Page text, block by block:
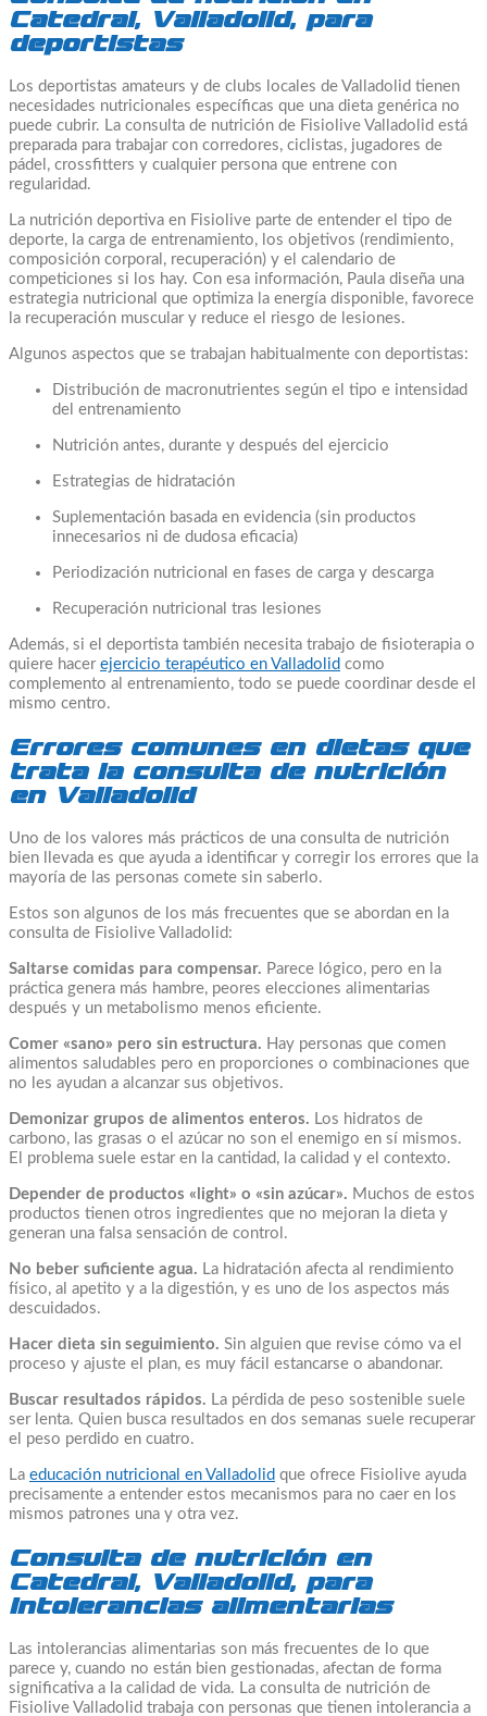
Catedral, Valladolid, para
deportistas
Los deportistas amateurs y de clubs locales de Valladolid tienen
necesidades nutricionales específicas que una dieta genérica no
puede cubrir. La consulta de nutrición de Fisiolive Valladolid está
preparada para trabajar con corredores, ciclistas, jugadores de
pádel, crossfitters y cualquier persona que entrene con
regularidad.
La nutrición deportiva en Fisiolive parte de entender el tipo de
deporte, la carga de entrenamiento, los objetivos (rendimiento,
composición corporal, recuperación) y el calendario de
competiciones si los hay. Con esa información, Paula diseña una
estrategia nutricional que optimiza la energía disponible, favorece
la recuperación muscular y reduce el riesgo de lesiones.
Algunos aspectos que se trabajan habitualmente con deportistas:
Distribución de macronutrientes según el tipo e intensidad
del entrenamiento
Nutrición antes, durante y después del ejercicio
Estrategias de hidratación
Suplementación basada en evidencia (sin productos
innecesarios ni de dudosa eficacia)
Periodización nutricional en fases de carga y descarga
Recuperación nutricional tras lesiones
Además, si el deportista también necesita trabajo de fisioterapia o
quiere hacer ejercicio terapéutico en Valladolid como
complemento al entrenamiento, todo se puede coordinar desde el
mismo centro.
Errores comunes en dietas que
trata la consulta de nutrición
en Valladolid
Uno de los valores más prácticos de una consulta de nutrición
bien llevada es que ayuda a identificar y corregir los errores que la
mayoría de las personas comete sin saberlo.
Estos son algunos de los más frecuentes que se abordan en la
consulta de Fisiolive Valladolid:
Saltarse comidas para compensar. Parece lógico, pero en la
práctica genera más hambre, peores elecciones alimentarias
después y un metabolismo menos eficiente.
Comer «sano» pero sin estructura. Hay personas que comen
alimentos saludables pero en proporciones o combinaciones que
no les ayudan a alcanzar sus objetivos.
Demonizar grupos de alimentos enteros. Los hidratos de
carbono, las grasas o el azúcar no son el enemigo en sí mismos.
El problema suele estar en la cantidad, la calidad y el contexto.
Depender de productos «light» o «sin azúcar». Muchos de estos
productos tienen otros ingredientes que no mejoran la dieta y
generan una falsa sensación de control.
No beber suficiente agua. La hidratación afecta al rendimiento
físico, al apetito y a la digestión, y es uno de los aspectos más
descuidados.
Hacer dieta sin seguimiento. Sin alguien que revise cómo va el
proceso y ajuste el plan, es muy fácil estancarse o abandonar.
Buscar resultados rápidos. La pérdida de peso sostenible suele
ser lenta. Quien busca resultados en dos semanas suele recuperar
el peso perdido en cuatro.
La educación nutricional en Valladolid que ofrece Fisiolive ayuda
precisamente a entender estos mecanismos para no caer en los
mismos patrones una y otra vez.
Consulta de nutrición en
Catedral, Valladolid, para
intolerancias alimentarias
Las intolerancias alimentarias son más frecuentes de lo que
parece y, cuando no están bien gestionadas, afectan de forma
significativa a la calidad de vida. La consulta de nutrición de
Fisiolive Valladolid trabaja con personas que tienen intolerancia a